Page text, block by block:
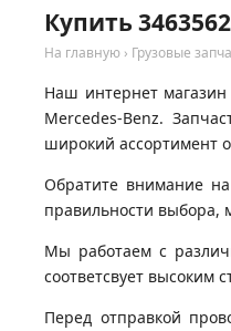
Купить
На главную › Грузовые
Наш интернет магазин
Mercedes-Benz.
широкий ассортимент
Обратите внимание
правильности выбора,
Мы работаем с
соответсвует высоким
Перед отправкой